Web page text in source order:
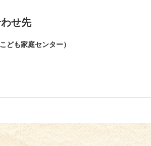
せ先
も家庭センター）